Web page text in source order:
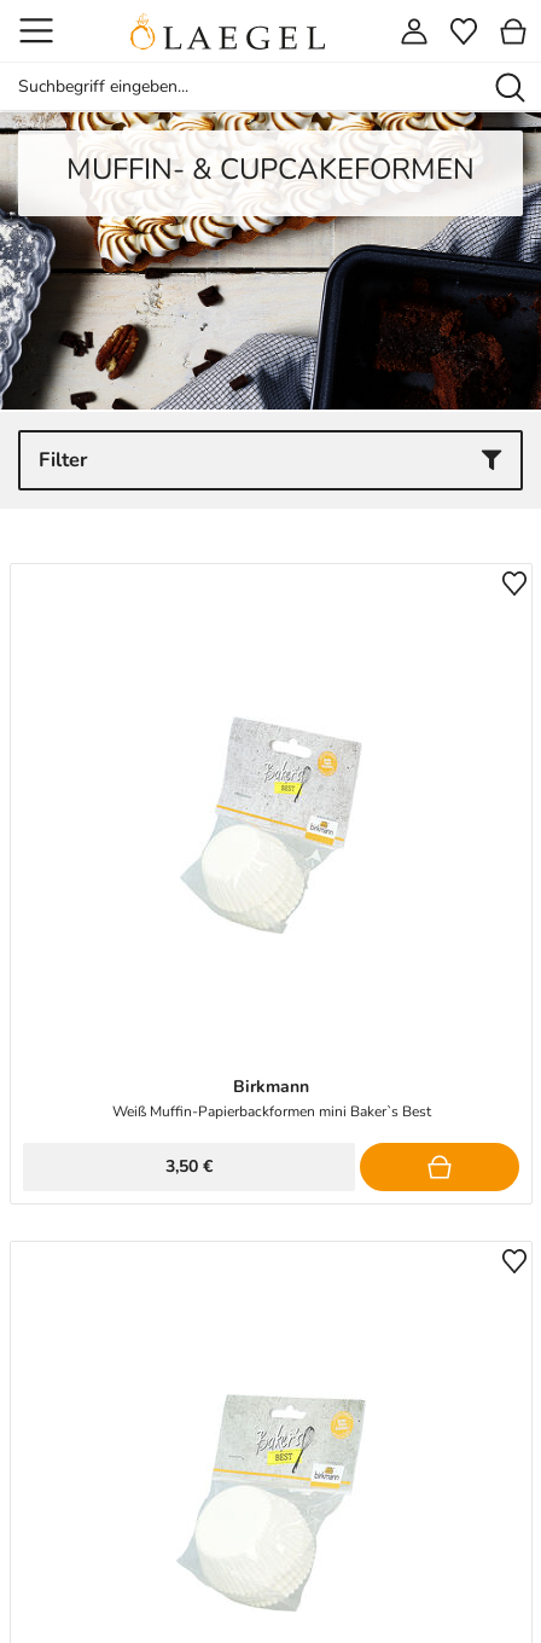
MUFFIN- & CUPCAKEFORMEN
Filter
Birkmann
Weiß Muffin-Papierbackformen mini Baker`s Best
3,50 €